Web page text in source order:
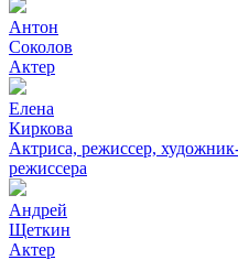
Антон
Соколов
Актер
Елена
Киркова
Актриса, режиссер,
режиссера
Андрей
Щеткин
Актер